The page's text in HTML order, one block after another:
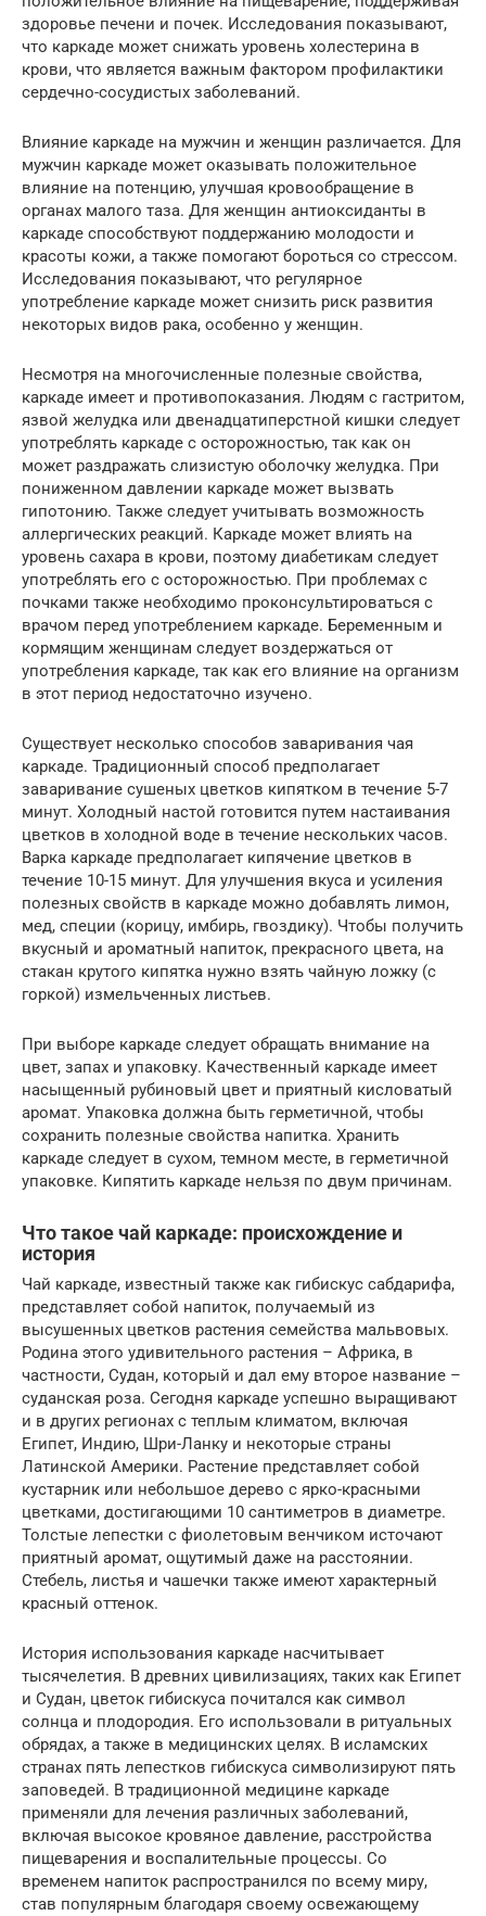
здоровье печени и почек. Исследования показывают,
что каркаде может снижать уровень холестерина в
крови, что является важным фактором профилактики
сердечно-сосудистых заболеваний.
Влияние каркаде на мужчин и женщин различается. Для
мужчин каркаде может оказывать положительное
влияние на потенцию, улучшая кровообращение в
органах малого таза. Для женщин антиоксиданты в
каркаде способствуют поддержанию молодости и
красоты кожи, а также помогают бороться со стрессом.
Исследования показывают, что регулярное
употребление каркаде может снизить риск развития
некоторых видов рака, особенно у женщин.
Несмотря на многочисленные полезные свойства,
каркаде имеет и противопоказания. Людям с гастритом,
язвой желудка или двенадцатиперстной кишки следует
употреблять каркаде с осторожностью, так как он
может раздражать слизистую оболочку желудка. При
пониженном давлении каркаде может вызвать
гипотонию. Также следует учитывать возможность
аллергических реакций. Каркаде может влиять на
уровень сахара в крови, поэтому диабетикам следует
употреблять его с осторожностью. При проблемах с
почками также необходимо проконсультироваться с
врачом перед употреблением каркаде. Беременным и
кормящим женщинам следует воздержаться от
употребления каркаде, так как его влияние на организм
в этот период недостаточно изучено.
Существует несколько способов заваривания чая
каркаде. Традиционный способ предполагает
заваривание сушеных цветков кипятком в течение 5-7
минут. Холодный настой готовится путем настаивания
цветков в холодной воде в течение нескольких часов.
Варка каркаде предполагает кипячение цветков в
течение 10-15 минут. Для улучшения вкуса и усиления
полезных свойств в каркаде можно добавлять лимон,
мед, специи (корицу, имбирь, гвоздику). Чтобы получить
вкусный и ароматный напиток, прекрасного цвета, на
стакан крутого кипятка нужно взять чайную ложку (с
горкой) измельченных листьев.
При выборе каркаде следует обращать внимание на
цвет, запах и упаковку. Качественный каркаде имеет
насыщенный рубиновый цвет и приятный кисловатый
аромат. Упаковка должна быть герметичной, чтобы
сохранить полезные свойства напитка. Хранить
каркаде следует в сухом, темном месте, в герметичной
упаковке. Кипятить каркаде нельзя по двум причинам.
Что такое чай каркаде: происхождение и
история
Чай каркаде, известный также как гибискус сабдарифа,
представляет собой напиток, получаемый из
высушенных цветков растения семейства мальвовых.
Родина этого удивительного растения – Африка, в
частности, Судан, который и дал ему второе название –
суданская роза. Сегодня каркаде успешно выращивают
и в других регионах с теплым климатом, включая
Египет, Индию, Шри-Ланку и некоторые страны
Латинской Америки. Растение представляет собой
кустарник или небольшое дерево с ярко-красными
цветками, достигающими 10 сантиметров в диаметре.
Толстые лепестки с фиолетовым венчиком источают
приятный аромат, ощутимый даже на расстоянии.
Стебель, листья и чашечки также имеют характерный
красный оттенок.
История использования каркаде насчитывает
тысячелетия. В древних цивилизациях, таких как Египет
и Судан, цветок гибискуса почитался как символ
солнца и плодородия. Его использовали в ритуальных
обрядах, а также в медицинских целях. В исламских
странах пять лепестков гибискуса символизируют пять
заповедей. В традиционной медицине каркаде
применяли для лечения различных заболеваний,
включая высокое кровяное давление, расстройства
пищеварения и воспалительные процессы. Со
временем напиток распространился по всему миру,
став популярным благодаря своему освежающему